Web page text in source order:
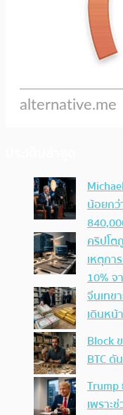
น้อยกว่
คริปโต
เหตุกา
10%
จีนเทข
เดินหน้
Block
BTC ดั
Trump
เพราะ